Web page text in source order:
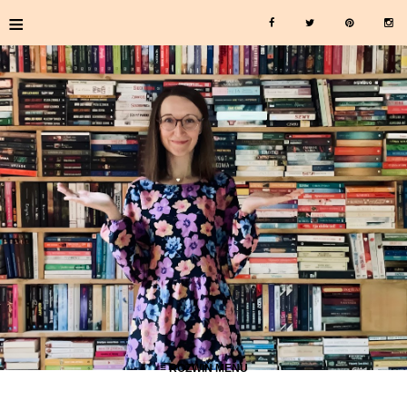
≡
≡ ROZWIŃ MENU